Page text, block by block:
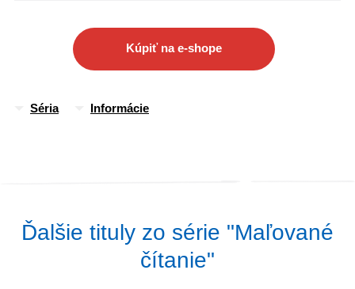
Kúpiť na e-shope
Séria Informácie
Ďalšie tituly zo série "Maľované
čítanie"